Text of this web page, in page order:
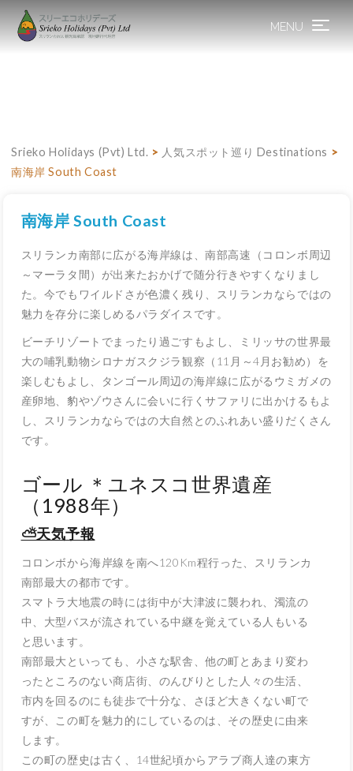
MENU Toggle
Srieko Holidays (Pvt) Ltd. > 人気スポット巡り Destinations >
南海岸 South Coast
南海岸 South Coast
スリランカ南部に広がる海岸線は、南部高速（コロンボ周辺
～マーラタ間）が出来たおかげで随分行きやすくなりまし
た。今でもワイルドさが色濃く残り、スリランカならではの
魅力を存分に楽しめるパラダイスです。
ビーチリゾートでまったり過ごすもよし、ミリッサの世界最
大の哺乳動物シロナガスクジラ観察（ 11 月～4 月お勧め）を
楽しむもよし、タンゴール周辺の海岸線に広がるウミガメの
産卵地、豹やゾウさんに会いに行くサファリに出かけるもよ
し、スリランカならではの大自然とのふれあい盛りだくさん
です。
ゴール ＊ユネスコ世界遺産
（1988年）
⛅天気予報
コロンボから海岸線を南へ120Km程行った、スリランカ
南部最大の都市です。
スマトラ大地震の時には街中が大津波に襲われ、濁流の
中、大型バスが流されている中継を覚えている人もいる
と思います。
南部最大といっても、小さな駅舎、他の町とあまり変わ
ったところのない商店街、のんびりとした人々の生活、
市内を回るのにも徒歩で十分な、さほど大きくない町で
すが、この町を魅力的にしているのは、その歴史に由来
します。
この町の歴史は古く、 14世紀頃からアラブ商人達の東方